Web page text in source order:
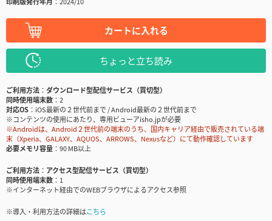
カートに入れる
ちょっと立ち読み
ご利用方法
ダウンロード型配信サービス（買切型）
同時使用端末数
2
対応OS
iOS最新の２世代前まで / Android最新の２世代前まで
※コンテンツの使用にあたり、専用ビューアisho.jpが必要
※Androidは、Android２世代前の端末のうち、国内キャリア経由で販売されている端
末（Xperia、GALAXY、AQUOS、ARROWS、Nexusなど）にて動作確認しています
必要メモリ容量
90 MB以上
ご利用方法
アクセス型配信サービス（買切型）
同時使用端末数
1
※インターネット経由でのWEBブラウザによるアクセス参照
※導入・利用方法の詳細はこちら